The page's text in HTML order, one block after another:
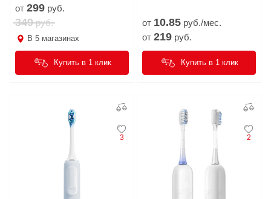
от 299 руб.
349руб.
В 5 магазинах
Купить в 1 клик
от 10.85 руб./мес.
от 219 руб.
Купить в 1 клик
3 2